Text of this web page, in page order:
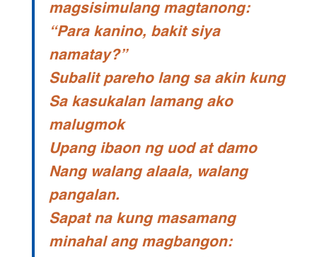
magsisimulang magtanong:
“Para kanino, bakit siya
namatay?”
Subalit pareho lang sa akin kung
Sa kasukalan lamang ako
malugmok
Upang ibaon ng uod at damo
Nang walang alaala, walang
pangalan.
Sapat na kung masamang
minahal ang magbangon: